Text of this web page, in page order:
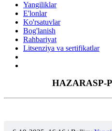
Yangiliklar
E'lonlar
Ko'rsatuvlar
Bog'lanish
Rahbariyat
Litsenziya va sertifikatlar
HAZARASP-